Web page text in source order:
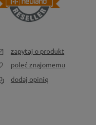
zapytaj o produkt
poleć znajomemu
dodaj opinię